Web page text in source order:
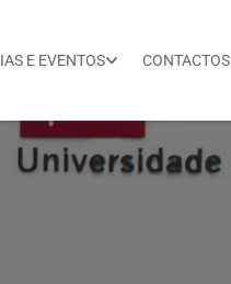
E EVENTOS CONTACTOS